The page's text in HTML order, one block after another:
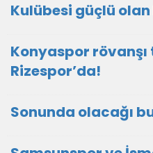
Kulübesi güçlü olan
Konyaspor rövanşı
Rizespor’da!
Sonunda olacağı